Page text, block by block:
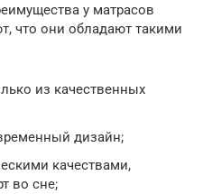
у матрасов
что они обладают такими
из качественных
дизайн;
качествами,
во сне;